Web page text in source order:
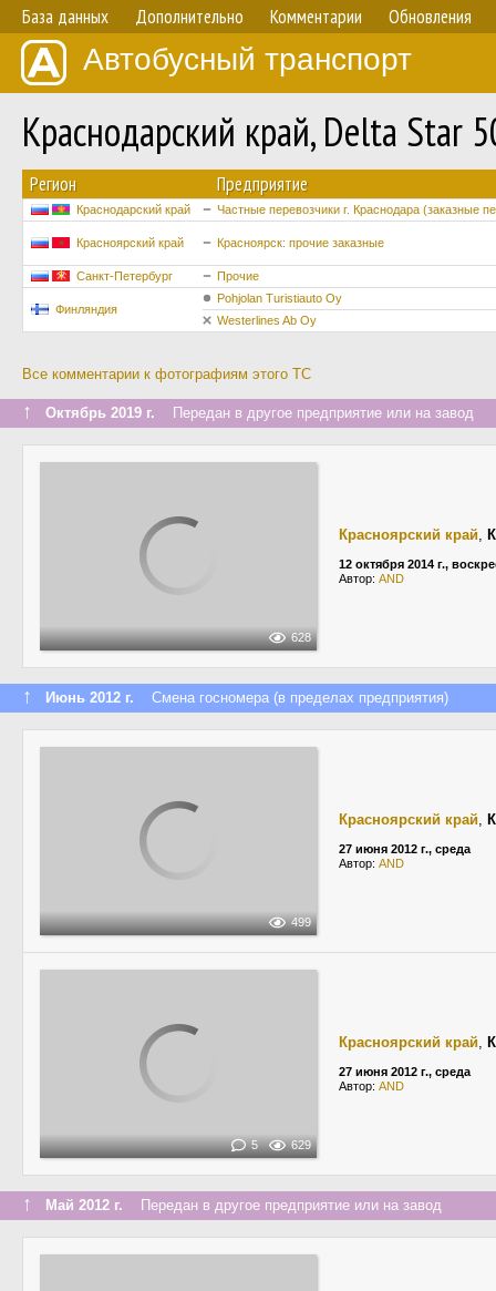
База данных Дополнительно Комментарии Обновления
Автобусный транспорт
Краснодарский край, Delta
Регион Предприятие
Краснодарский край Частные перевозчики г. Краснодара (заказные
Красноярский край Красноярск: прочие заказные
Санкт-Петербург Прочие
Финляндия
Pohjolan Turistiauto Oy
Westerlines Ab Oy
Все комментарии к фотографиям этого ТС
↑ Октябрь 2019 г. Передан в другое предприятие или на завод
628
Красноярский край,
12 октября 2014 г.,
Автор: AND
↑ Июнь 2012 г. Смена госномера (в пределах предприятия)
499
Красноярский край,
27 июня 2012 г., среда
Автор: AND
5 629
Красноярский край,
27 июня 2012 г., среда
Автор: AND
↑ Май 2012 г. Передан в другое предприятие или на завод